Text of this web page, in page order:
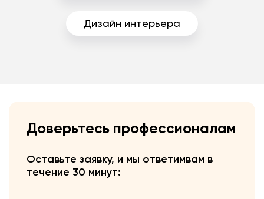
Дизайн интерьера
Доверьтесь профессионалам
Оставьте заявку, и мы ответимвам в
течение 30 минут: